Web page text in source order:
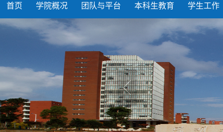
首页 学院概况 团队与平台 本科生教育 学生工作